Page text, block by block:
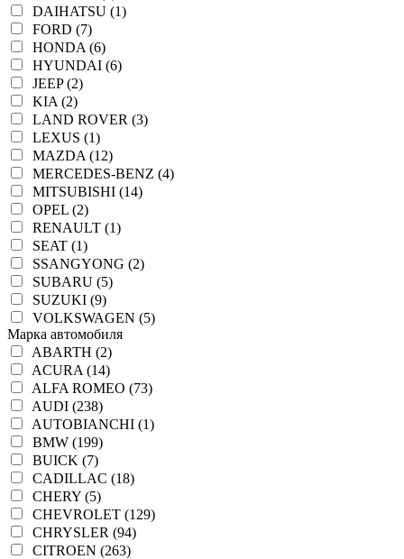
DAIHATSU (1)
FORD (7)
HONDA (6)
HYUNDAI (6)
JEEP (2)
KIA (2)
LAND ROVER (3)
LEXUS (1)
MAZDA (12)
MERCEDES-BENZ (4)
MITSUBISHI (14)
OPEL (2)
RENAULT (1)
SEAT (1)
SSANGYONG (2)
SUBARU (5)
SUZUKI (9)
VOLKSWAGEN (5)
Марка автомобиля
ABARTH (2)
ACURA (14)
ALFA ROMEO (73)
AUDI (238)
AUTOBIANCHI (1)
BMW (199)
BUICK (7)
CADILLAC (18)
CHERY (5)
CHEVROLET (129)
CHRYSLER (94)
CITROEN (263)